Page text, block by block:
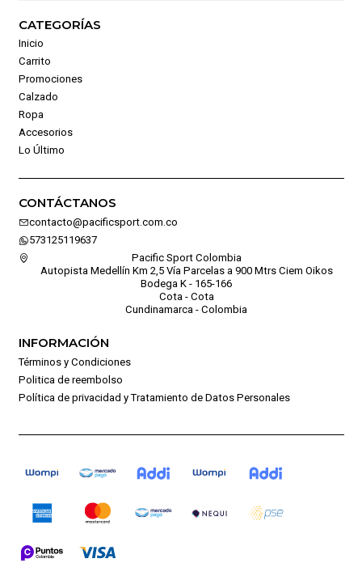
CATEGORÍAS
Inicio
Carrito
Promociones
Calzado
Ropa
Accesorios
Lo Último
CONTÁCTANOS
contacto@pacificsport.com.co
573125119637
Pacific Sport Colombia
Autopista Medellín Km 2,5 Vía Parcelas a 900 Mtrs Ciem Oikos
Bodega K - 165-166
Cota - Cota
Cundinamarca - Colombia
INFORMACIÓN
Términos y Condiciones
Politica de reembolso
Política de privacidad y Tratamiento de Datos Personales